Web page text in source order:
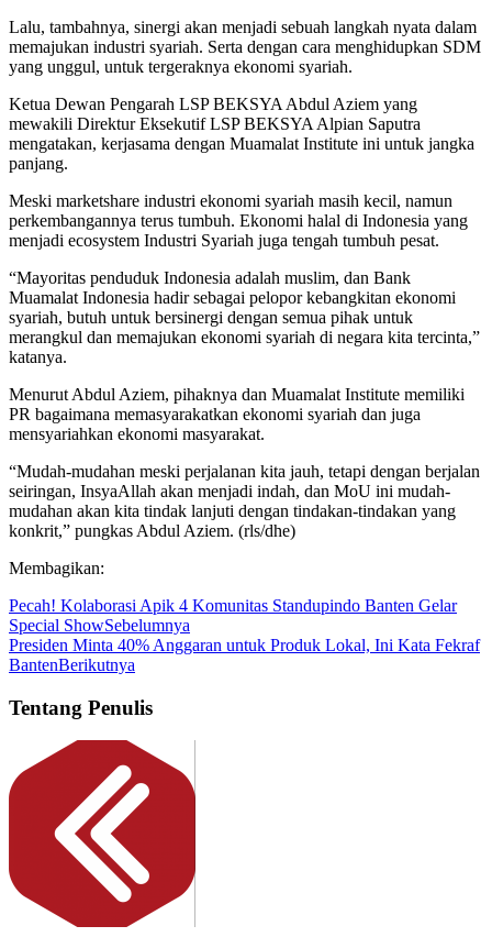
Lalu, tambahnya, sinergi akan menjadi sebuah langkah nyata dalam
memajukan industri syariah. Serta dengan cara menghidupkan SDM
yang unggul, untuk tergeraknya ekonomi syariah.
Ketua Dewan Pengarah LSP BEKSYA Abdul Aziem yang
mewakili Direktur Eksekutif LSP BEKSYA Alpian Saputra
mengatakan, kerjasama dengan Muamalat Institute ini untuk jangka
panjang.
Meski marketshare industri ekonomi syariah masih kecil, namun
perkembangannya terus tumbuh. Ekonomi halal di Indonesia yang
menjadi ecosystem Industri Syariah juga tengah tumbuh pesat.
“Mayoritas penduduk Indonesia adalah muslim, dan Bank
Muamalat Indonesia hadir sebagai pelopor kebangkitan ekonomi
syariah, butuh untuk bersinergi dengan semua pihak untuk
merangkul dan memajukan ekonomi syariah di negara kita tercinta,”
katanya.
Menurut Abdul Aziem, pihaknya dan Muamalat Institute memiliki
PR bagaimana memasyarakatkan ekonomi syariah dan juga
mensyariahkan ekonomi masyarakat.
“Mudah-mudahan meski perjalanan kita jauh, tetapi dengan berjalan
seiringan, InsyaAllah akan menjadi indah, dan MoU ini mudah-
mudahan akan kita tindak lanjuti dengan tindakan-tindakan yang
konkrit,” pungkas Abdul Aziem. (rls/dhe)
Membagikan:
Pecah! Kolaborasi Apik 4 Komunitas Standupindo Banten Gelar
Special ShowSebelumnya
Presiden Minta 40% Anggaran untuk Produk Lokal, Ini Kata Fekraf
BantenBerikutnya
Tentang Penulis